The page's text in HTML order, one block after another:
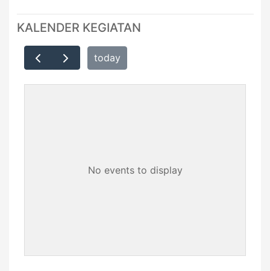
KALENDER KEGIATAN
today
No events to display